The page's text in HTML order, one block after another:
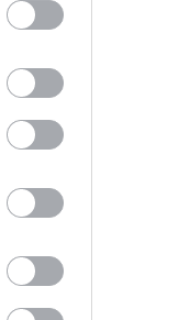
Garfunkel
Art
Ascher Tamás
Aubrey Beardsley
Audrey Hepburn
Aurelianus
Pascal
Aurora
professzora
isenheimi oltár
olvasás éjszakája
Az
bálna
A bolygó
Chorus Line
A
mandarin
A